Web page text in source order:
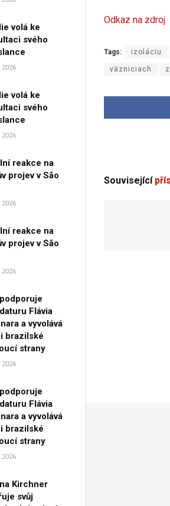
volá ke
svého
volá ke
svého
reakce na
projev v São
reakce na
projev v São
Flávia
a vyvolává
brazilské
strany
Flávia
a vyvolává
brazilské
strany
Kirchner
svůj
Odkaz na zdroj
Tags: izoláciu
väzniciach
Související